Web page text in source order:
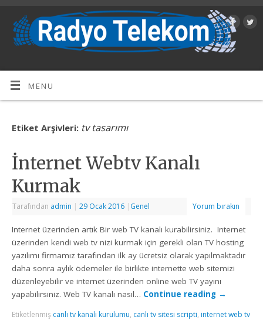
MENU
Etiket Arşivleri: tv tasarımı
İnternet Webtv Kanalı
Kurmak
Tarafından admin | 29 Ocak 2016 | Genel Yorum bırakın
Internet üzerinden artık Bir web TV kanalı kurabilirsiniz. Internet
üzerinden kendi web tv nizi kurmak için gerekli olan TV hosting
yazılımı firmamız tarafından ilk ay ücretsiz olarak yapılmaktadır
daha sonra aylık ödemeler ile birlikte internette web sitemizi
düzenleyebilir ve internet üzerinden online web TV yayını
yapabilirsiniz. Web TV kanalı nasıl… Continue reading →
Etiketlenmiş canlı tv kanalı kurulumu, canlı tv sitesi scripti, internet web tv